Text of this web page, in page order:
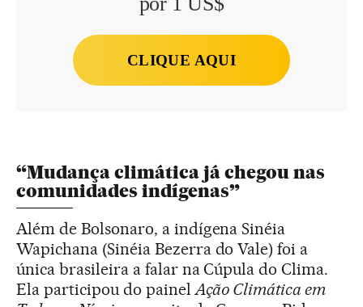
CLIQUE AQUI
“Mudança climática já chegou nas
comunidades indígenas”
Além de Bolsonaro, a indígena Sinéia
Wapichana (Sinéia Bezerra do Vale) foi a
única brasileira a falar na Cúpula do Clima.
Ela participou do painel Ação Climática em